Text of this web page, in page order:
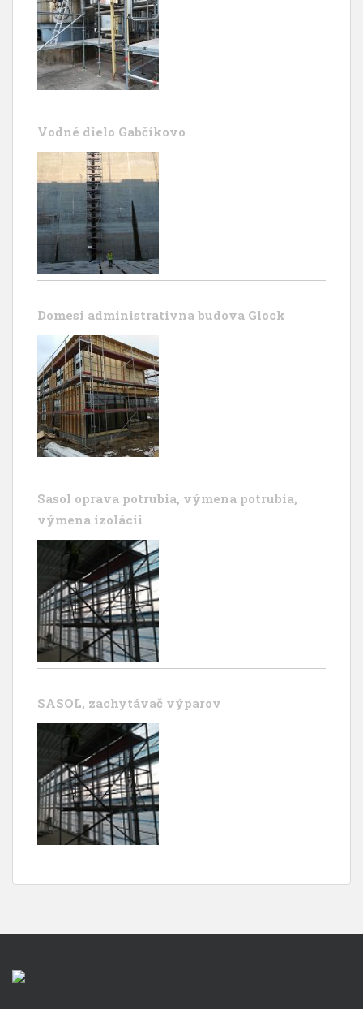
Vodné dielo Gabčíkovo
Domesi administrativna budova Glock
Sasol oprava potrubia, výmena potrubia,
výmena izolácii
SASOL, zachytávač výparov